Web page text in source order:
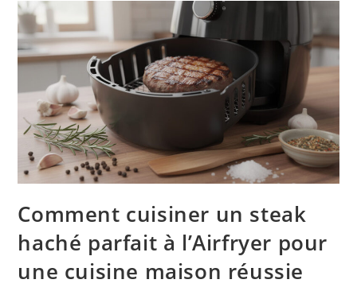
Comment cuisiner un steak
haché parfait à l’Airfryer pour
une cuisine maison réussie